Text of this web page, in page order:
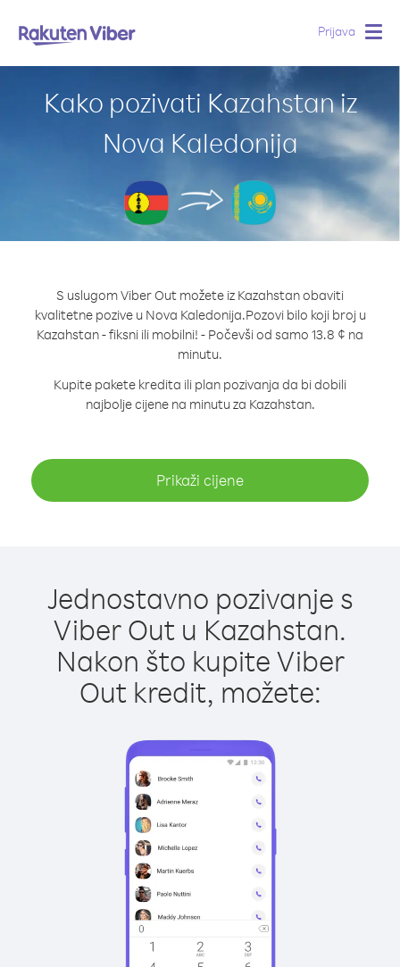
Prijava
Kako pozivati Kazahstan iz
Nova Kaledonija
S uslugom Viber Out možete iz Kazahstan obaviti
kvalitetne pozive u Nova Kaledonija.Pozovi bilo koji broj u
Kazahstan - fiksni ili mobilni! - Počevši od samo 13.8 ¢ na
minutu.
Kupite pakete kredita ili plan pozivanja da bi dobili
najbolje cijene na minutu za Kazahstan.
Prikaži cijene
Jednostavno pozivanje s
Viber Out u Kazahstan.
Nakon što kupite Viber
Out kredit, možete: